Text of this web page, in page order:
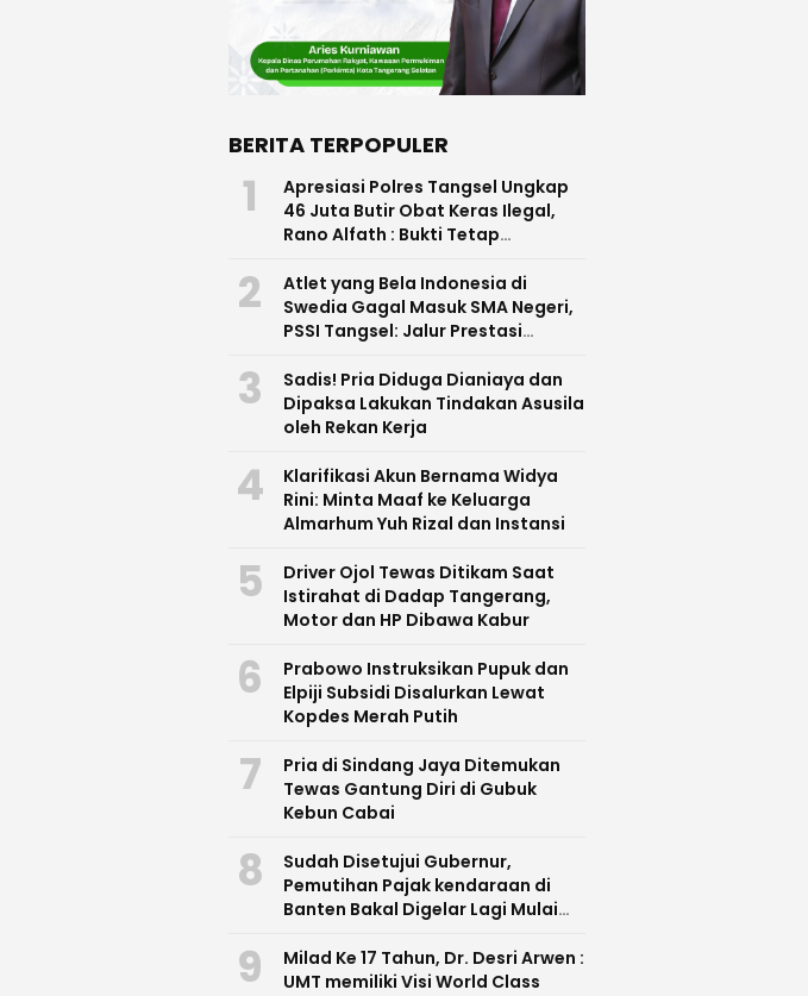
BERITA TERPOPULER
1
Apresiasi Polres Tangsel Ungkap
46 Juta Butir Obat Keras Ilegal,
Rano Alfath : Bukti Tetap
2
Atlet yang Bela Indonesia di
Swedia Gagal Masuk SMA Negeri,
PSSI Tangsel: Jalur Prestasi
3
Sadis! Pria Diduga Dianiaya dan
Dipaksa Lakukan Tindakan Asusila
oleh Rekan Kerja
4
Klarifikasi Akun Bernama Widya
Rini: Minta Maaf ke Keluarga
Almarhum Yuh Rizal dan Instansi
5
Driver Ojol Tewas Ditikam Saat
Istirahat di Dadap Tangerang,
Motor dan HP Dibawa Kabur
6
Prabowo Instruksikan Pupuk dan
Elpiji Subsidi Disalurkan Lewat
Kopdes Merah Putih
7
Pria di Sindang Jaya Ditemukan
Tewas Gantung Diri di Gubuk
Kebun Cabai
8
Sudah Disetujui Gubernur,
Pemutihan Pajak kendaraan di
Banten Bakal Digelar Lagi Mulai
9
Milad Ke 17 Tahun, Dr. Desri Arwen :
UMT memiliki Visi World Class